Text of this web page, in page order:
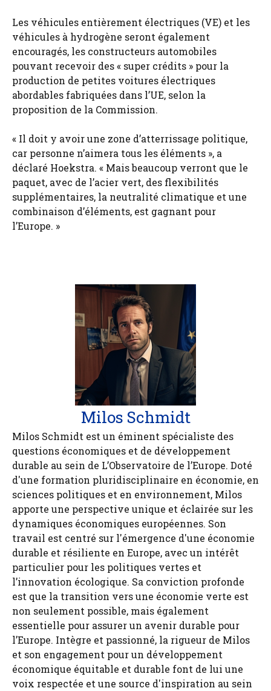
Les véhicules entièrement électriques (VE) et les
véhicules à hydrogène seront également
encouragés, les constructeurs automobiles
pouvant recevoir des « super crédits » pour la
production de petites voitures électriques
abordables fabriquées dans l’UE, selon la
proposition de la Commission.
« Il doit y avoir une zone d’atterrissage politique,
car personne n’aimera tous les éléments », a
déclaré Hoekstra. « Mais beaucoup verront que le
paquet, avec de l’acier vert, des flexibilités
supplémentaires, la neutralité climatique et une
combinaison d’éléments, est gagnant pour
l’Europe. »
Milos Schmidt
Milos Schmidt est un éminent spécialiste des
questions économiques et de développement
durable au sein de L’Observatoire de l’Europe. Doté
d'une formation pluridisciplinaire en économie, en
sciences politiques et en environnement, Milos
apporte une perspective unique et éclairée sur les
dynamiques économiques européennes. Son
travail est centré sur l'émergence d'une économie
durable et résiliente en Europe, avec un intérêt
particulier pour les politiques vertes et
l’innovation écologique. Sa conviction profonde
est que la transition vers une économie verte est
non seulement possible, mais également
essentielle pour assurer un avenir durable pour
l’Europe. Intègre et passionné, la rigueur de Milos
et son engagement pour un développement
économique équitable et durable font de lui une
voix respectée et une source d'inspiration au sein